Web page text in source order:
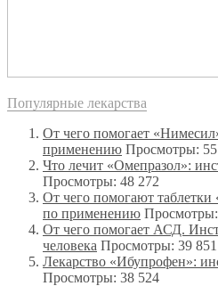
Популярные лекарства
От чего помогает
применению Просмотры:
Что лечит «Омепразол»:
Просмотры: 48 272
От чего помогают
по применению
От чего помогает АСД.
человека Просмотры: 39 851
Лекарство «Ибупрофен»:
Просмотры: 38 524